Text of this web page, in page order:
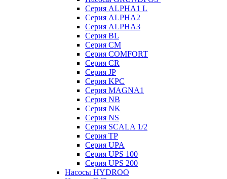
Серия ALPHA1 L
Серия ALPHA2
Серия ALPHA3
Серия BL
Серия CM
Серия COMFORT
Серия CR
Серия JP
Серия KPC
Серия MAGNA1
Серия NB
Серия NK
Серия NS
Серия SCALA 1/2
Серия TP
Серия UPA
Серия UPS 100
Серия UPS 200
Насосы HYDROO